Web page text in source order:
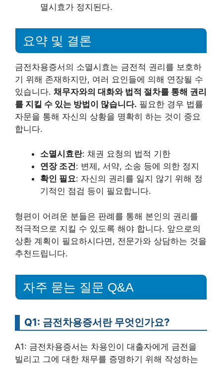
멸시효가 정지된다.
요약 및 결론
금전차용증서의 소멸시효는 금전적 권리를 보호하
기 위해 존재하지만, 여러 요인들에 의해 연장될 수
있습니다. 채무자와의 대화와 법적 절차를 통해 권리
를 지킬 수 있는 방법이 많습니다. 필요한 경우 법률
자문을 통해 자신의 상황을 명확히 하는 것이 중요
합니다.
소멸시효란: 채권 요청의 법적 기한
연장 조건: 변제, 서약, 소송 등에 의한 정지
확인 필요: 자신의 권리를 잃지 않기 위해 정
기적인 점검 등이 필요합니다.
형편이 어려운 분들은 판례를 통해 본인의 권리를
적극적으로 지킬 수 있도록 해야 합니다. 앞으로의
상환 계획이 필요하시다면, 전문가와 상담하는 것을
추천드립니다.
자주 묻는 질문 Q&A
Q1: 금전차용증서란 무엇인가요?
A1: 금전차용증서는 차용인이 대출자에게 금전을
빌리고 그에 대한 채무를 증명하기 위해 작성하는